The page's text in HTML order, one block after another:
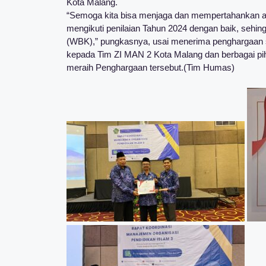
Kota Malang.
“Semoga kita bisa menjaga dan
mengikuti penilaian Tahun 2024 dengan baik,
(WBK),” pungkasnya, usai menerima
kepada Tim ZI MAN 2 Kota Malang dan berbagai
meraih Penghargaan tersebut.(Tim Humas)